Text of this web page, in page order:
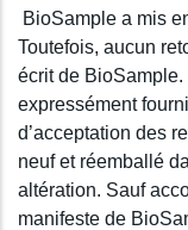
BioSample a mis
Toutefois, aucun
écrit de
expressément
d’acceptation des
neuf et réemballé
altération. Sauf
manifeste de